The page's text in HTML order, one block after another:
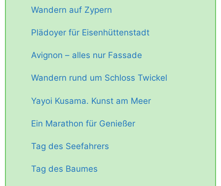
Wandern auf Zypern
Plädoyer für Eisenhüttenstadt
Avignon – alles nur Fassade
Wandern rund um Schloss Twickel
Yayoi Kusama. Kunst am Meer
Ein Marathon für Genießer
Tag des Seefahrers
Tag des Baumes